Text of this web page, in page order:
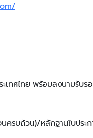
เทศไทย พร้อมลงนามรับร
ครบถ้วน)/หลักฐานใบประ